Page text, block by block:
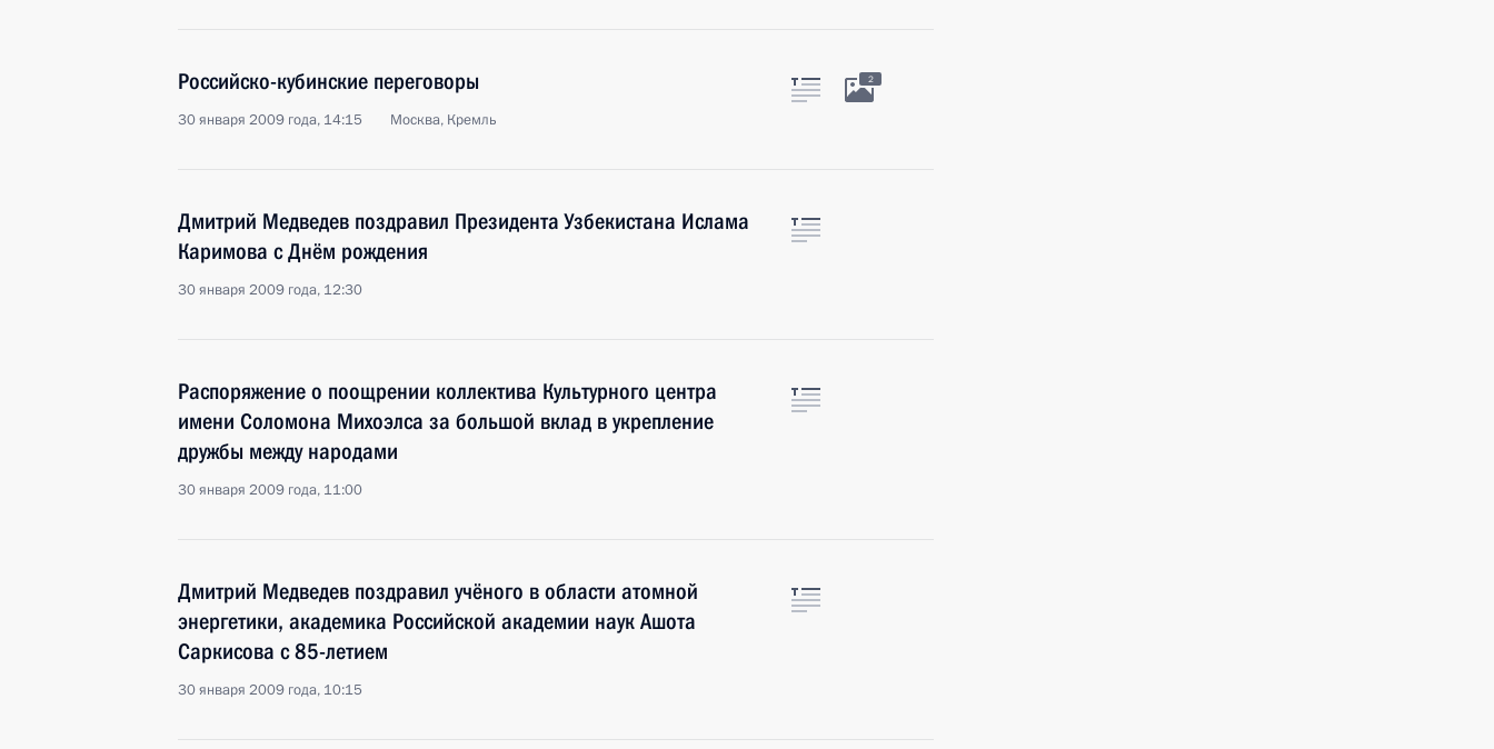
Российско-кубинские переговоры
30 января 2009 года, 14:15 Москва, Кремль
2
Дмитрий Медведев поздравил Президента Узбекистана Ислама
Каримова с Днём рождения
30 января 2009 года, 12:30
Распоряжение о поощрении коллектива Культурного центра
имени Соломона Михоэлса за большой вклад в укрепление
дружбы между народами
30 января 2009 года, 11:00
Дмитрий Медведев поздравил учёного в области атомной
энергетики, академика Российской академии наук Ашота
Саркисова с 85-летием
30 января 2009 года, 10:15